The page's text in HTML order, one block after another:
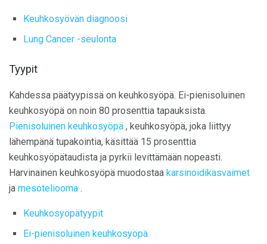
Keuhkosyövän diagnoosi
Lung Cancer -seulonta
Tyypit
Kahdessa päätyypissä on keuhkosyöpä. Ei-pienisoluinen
keuhkosyöpä on noin 80 prosenttia tapauksista.
Pienisoluinen keuhkosyöpä , keuhkosyöpä, joka liittyy
lähempänä tupakointia, käsittää 15 prosenttia
keuhkosyöpätaudista ja pyrkii levittämään nopeasti.
Harvinainen keuhkosyöpä muodostaa karsinoidikasvaimet
ja mesoteliooma .
Keuhkosyöpätyypit
Ei-pienisoluinen keuhkosyöpä